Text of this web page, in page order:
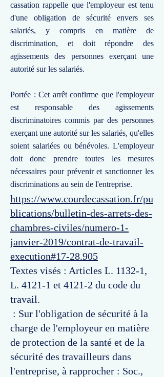
cassation rappelle que l'employeur est tenu
d'une obligation de sécurité envers ses
salariés, y compris en matière de
discrimination, et doit répondre des
agissements des personnes exerçant une
autorité sur les salariés.
Portée : Cet arrêt confirme que l'employeur
est responsable des agissements
discriminatoires commis par des personnes
exerçant une autorité sur les salariés, qu'elles
soient salariées ou bénévoles. L'employeur
doit donc prendre toutes les mesures
nécessaires pour prévenir et sanctionner les
discriminations au sein de l'entreprise.
https://www.courdecassation.fr/pu
blications/bulletin-des-arrets-des-
chambres-civiles/numero-1-
janvier-2019/contrat-de-travail-
execution#17-28.905
Textes visés : Articles L. 1132-1,
L. 4121-1 et 4121-2 du code du
travail.
: Sur l'obligation de sécurité à la
charge de l'employeur en matière
de protection de la santé et de la
sécurité des travailleurs dans
l'entreprise, à rapprocher : Soc.,